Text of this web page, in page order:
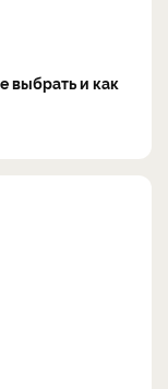
выбрать и как